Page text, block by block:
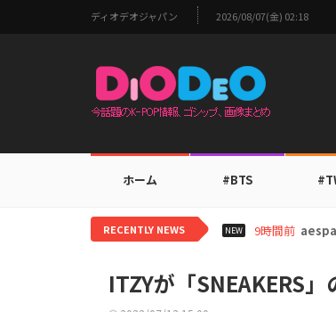
ディオデオジャパン 2026/08/07(金) 02:18
ホーム #BTS
RECENTLY NEWS NEW 11時間前
ITZYが「SNEAKERS